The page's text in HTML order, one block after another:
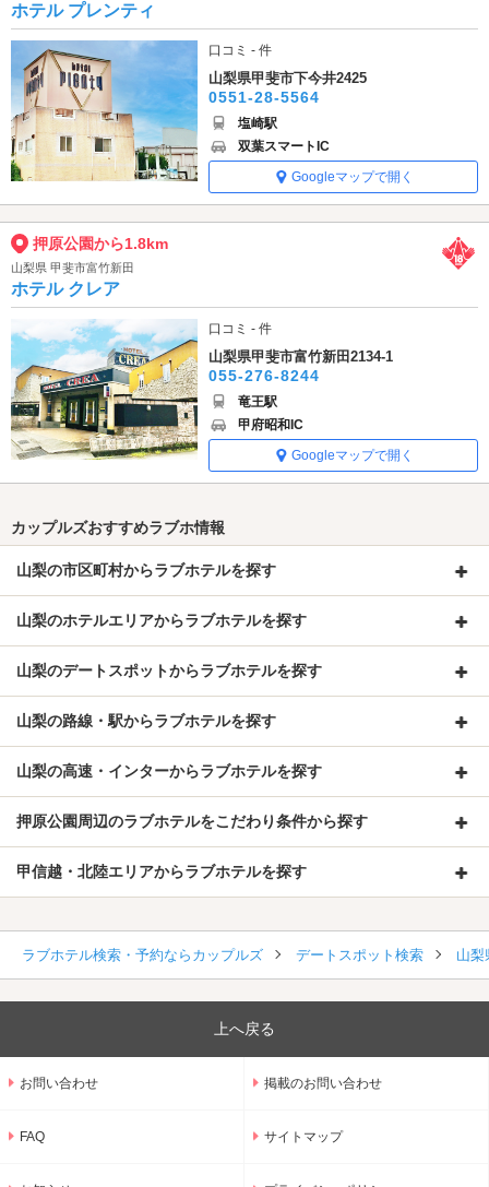
ホテル プレンティ
口コミ - 件
山梨県甲斐市下今井2425
0551-28-5564
塩崎駅
双葉スマートIC
Googleマップで開く
押原公園から1.8km
山梨県 甲斐市富竹新田
ホテル クレア
口コミ - 件
山梨県甲斐市富竹新田2134-1
055-276-8244
竜王駅
甲府昭和IC
Googleマップで開く
カップルズおすすめラブホ情報
山梨の市区町村からラブホテルを探す
山梨のホテルエリアからラブホテルを探す
山梨のデートスポットからラブホテルを探す
山梨の路線・駅からラブホテルを探す
山梨の高速・インターからラブホテルを探す
押原公園周辺のラブホテルをこだわり条件から探す
甲信越・北陸エリアからラブホテルを探す
ラブホテル検索・予約ならカップルズ デートスポット検索 山梨
上へ戻る
お問い合わせ 掲載のお問い合わせ
FAQ サイトマップ